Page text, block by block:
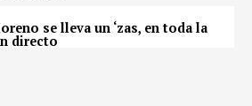
se lleva un ‘zas, en toda la
directo